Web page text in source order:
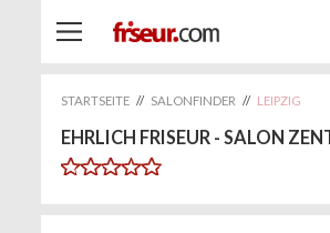
STARTSEITE // SALONFINDER // LEIPZIG
EHRLICH FRISEUR - SALON